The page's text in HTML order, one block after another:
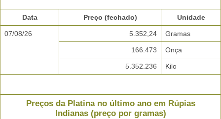
Data Preço (fechado) Unidade
07/08/26 5.352,24 Gramas
166.473 Onça
5.352.236 Kilo
Preços da Platina no último ano em Rúpias
Indianas (preço por gramas)